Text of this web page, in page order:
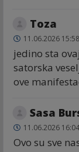
Toza
11.06.2026 15:58
jedino sta
satorska
ove
Sasa
11.06.2026 16:04
Ovo su sve